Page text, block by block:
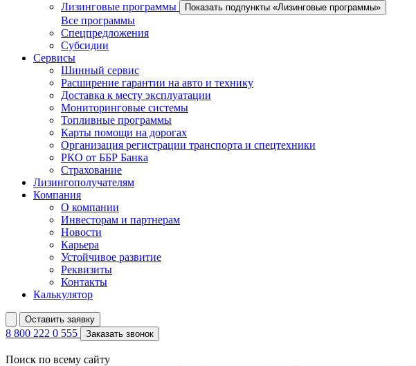
Лизинговые программы
Показать подпункты «Лизинговые программы»
Все программы
Спецпредложения
Субсидии
Сервисы
Шинный сервис
Расширение гарантии на авто и технику
Доставка к месту эксплуатации
Мониторинговые системы
Топливные программы
Карты помощи на дорогах
Организация регистрации транспорта и спецтехники
РКО от ББР Банка
Страхование
Лизингополучателям
Компания
О компании
Инвесторам и партнерам
Новости
Карьера
Устойчивое развитие
Реквизиты
Контакты
Калькулятор
Оставить заявку
8 800 222 0 555 Заказать звонок
Поиск по всему сайту